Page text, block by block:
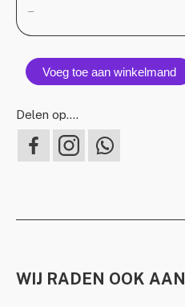
—
Voeg toe aan winkelmand
Delen op….
WIJ RADEN OOK AAN